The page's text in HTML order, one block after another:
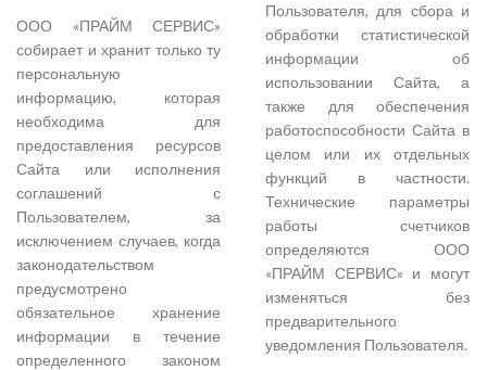
ООО «ПРАЙМ СЕРВИС»
собирает и хранит только ту
персональную
информацию, которая
необходима для
предоставления ресурсов
Сайта или исполнения
соглашений с
Пользователем, за
исключением случаев, когда
законодательством
предусмотрено
обязательное хранение
информации в течение
определенного законом
Пользователя, для сбора и
обработки статистической
информации об
использовании Сайта, а
также для обеспечения
работоспособности Сайта в
целом или их отдельных
функций в частности.
Технические параметры
работы счетчиков
определяются ООО
«ПРАЙМ СЕРВИС» и могут
изменяться без
предварительного
уведомления Пользователя.